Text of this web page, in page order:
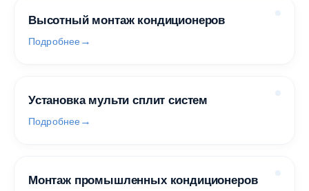
Высотный монтаж кондиционеров
Подробнее
Установка мульти сплит систем
Подробнее
Монтаж промышленных кондиционеров